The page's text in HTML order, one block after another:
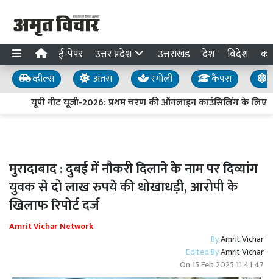
ई-पेपर उत्तर प्रदेश उत्तराखंड देश विदेश
व्हील्स अंतस रंगोली कैंपस
यूपी नीट यूजी-2026: प्रथम चरण की ऑनलाइन काउंसिलिंग के लिए
मुरादाबाद : दुबई में नौकरी दिलाने के नाम पर दिव्यांग
युवक से दो लाख रुपये की धोखाधड़ी, आरोपी के
खिलाफ रिपोर्ट दर्ज
Amrit Vichar Network
ByAmrit Vichar
Edited ByAmrit Vichar
On 15 Feb 2025 11:41:47